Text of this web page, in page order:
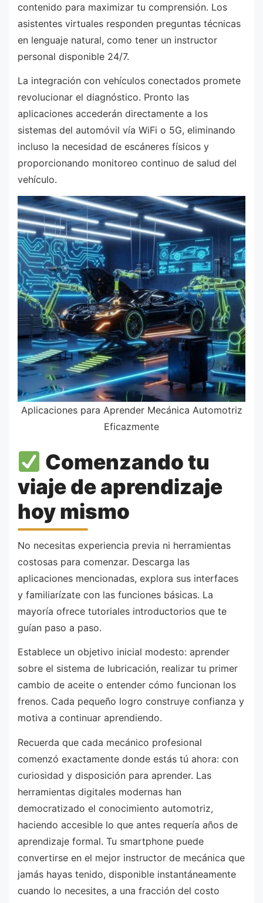
contenido para maximizar tu comprensión. Los
asistentes virtuales responden preguntas técnicas
en lenguaje natural, como tener un instructor
personal disponible 24/7.
La integración con vehículos conectados promete
revolucionar el diagnóstico. Pronto las
aplicaciones accederán directamente a los
sistemas del automóvil vía WiFi o 5G, eliminando
incluso la necesidad de escáneres físicos y
proporcionando monitoreo continuo de salud del
vehículo.
Aplicaciones para Aprender Mecánica Automotriz
Eficazmente
Comenzando tu
viaje de aprendizaje
hoy mismo
No necesitas experiencia previa ni herramientas
costosas para comenzar. Descarga las
aplicaciones mencionadas, explora sus interfaces
y familiarízate con las funciones básicas. La
mayoría ofrece tutoriales introductorios que te
guían paso a paso.
Establece un objetivo inicial modesto: aprender
sobre el sistema de lubricación, realizar tu primer
cambio de aceite o entender cómo funcionan los
frenos. Cada pequeño logro construye confianza y
motiva a continuar aprendiendo.
Recuerda que cada mecánico profesional
comenzó exactamente donde estás tú ahora: con
curiosidad y disposición para aprender. Las
herramientas digitales modernas han
democratizado el conocimiento automotriz,
haciendo accesible lo que antes requería años de
aprendizaje formal. Tu smartphone puede
convertirse en el mejor instructor de mecánica que
jamás hayas tenido, disponible instantáneamente
cuando lo necesites, a una fracción del costo